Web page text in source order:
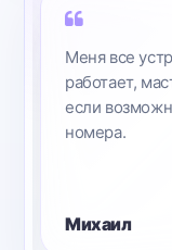
У меня много
все
доволен.
Кристоф